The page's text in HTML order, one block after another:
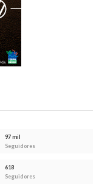
97 mil
Seguidores
618
Seguidores